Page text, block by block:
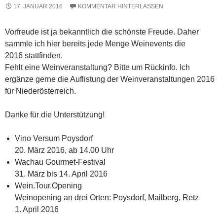
17. JANUAR 2016 KOMMENTAR HINTERLASSEN
Vorfreude ist ja bekanntlich die schönste Freude. Daher
sammle ich hier bereits jede Menge Weinevents die
2016 stattfinden.
Fehlt eine Weinveranstaltung? Bitte um Rückinfo. Ich
ergänze gerne die Auflistung der Weinveranstaltungen 2016
für Niederösterreich.
Danke für die Unterstützung!
Vino Versum Poysdorf
20. März 2016, ab 14.00 Uhr
Wachau Gourmet-Festival
31. März bis 14. April 2016
Wein.Tour.Opening
Weinopening an drei Orten: Poysdorf, Mailberg, Retz
1. April 2016